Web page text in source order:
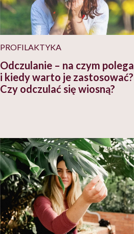
PROFILAKTYKA
Odczulanie – na czym polega
i kiedy warto je zastosować?
Czy odczulać się wiosną?